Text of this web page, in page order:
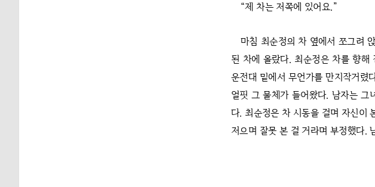
“제 차는 저쪽에 있어요.”
마침 최순정의 차 옆에서 쪼그려
된 차에 올랐다. 최순정은 차를 향해
운전대 밑에서 무언가를 만지작거렸
얼핏 그 물체가 들어왔다. 남자는 그
다. 최순정은 차 시동을 걸며 자신이
저으며 잘못 본 걸 거라며 부정했다.